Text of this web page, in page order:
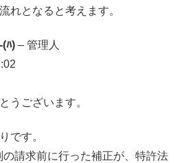
れとなると考えます。
ﾊ) – 管理人
うございます。
です。
の請求前に行った補正が、特許法